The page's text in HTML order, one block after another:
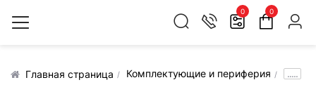
0 0
Главная страница Комплектующие и периферия .....